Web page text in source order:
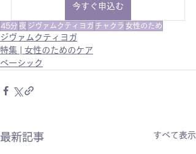
今すぐ申込む
45分 夜 ジヴァムクティヨガ チャクラ 女性のため
ジヴァムクティヨガ
特集 | 女性のためのケア
ベーシック
最新記事 すべて表示